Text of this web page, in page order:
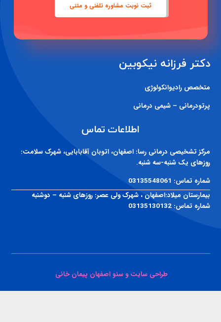
ثبت نوبت مشاوره تلفنی و متنی
دکتر فرزانه نیکوبین
متخصص رادیوانکولوژی
پرتودرمانی – شیمی درمانی
اطلاعات تماس
مرکز تشخیصی درمانی رسا: اصفهان، اتوبان آقابابایی، شهرک سلامت:
روزهای یک شنبه-سه شنبه.
شماره تماس: 03135548061
بیمارستان میلاد:اصفهان ، شهرک ولی عصر: روزهای شنبه – دوشنبه
شماره تماس:03135130132
طراحی سایت و سئو اصفهان پیمان خانی